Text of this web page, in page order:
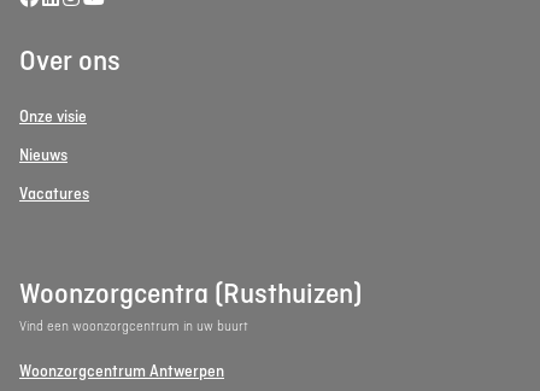
Over ons
Onze visie
Nieuws
Vacatures
Woonzorgcentra (Rusthuizen)
Vind een woonzorgcentrum in uw buurt
Woonzorgcentrum Antwerpen